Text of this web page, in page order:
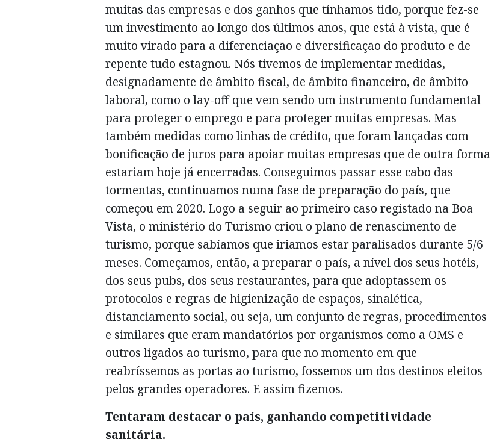
muitas das empresas e dos ganhos que tínhamos tido, porque fez-se
um investimento ao longo dos últimos anos, que está à vista, que é
muito virado para a diferenciação e diversificação do produto e de
repente tudo estagnou. Nós tivemos de implementar medidas,
designadamente de âmbito fiscal, de âmbito financeiro, de âmbito
laboral, como o lay-off que vem sendo um instrumento fundamental
para proteger o emprego e para proteger muitas empresas. Mas
também medidas como linhas de crédito, que foram lançadas com
bonificação de juros para apoiar muitas empresas que de outra forma
estariam hoje já encerradas. Conseguimos passar esse cabo das
tormentas, continuamos numa fase de preparação do país, que
começou em 2020. Logo a seguir ao primeiro caso registado na Boa
Vista, o ministério do Turismo criou o plano de renascimento de
turismo, porque sabíamos que iriamos estar paralisados durante 5/6
meses. Começamos, então, a preparar o país, a nível dos seus hotéis,
dos seus pubs, dos seus restaurantes, para que adoptassem os
protocolos e regras de higienização de espaços, sinalética,
distanciamento social, ou seja, um conjunto de regras, procedimentos
e similares que eram mandatórios por organismos como a OMS e
outros ligados ao turismo, para que no momento em que
reabríssemos as portas ao turismo, fossemos um dos destinos eleitos
pelos grandes operadores. E assim fizemos.
Tentaram destacar o país, ganhando competitividade
sanitária.